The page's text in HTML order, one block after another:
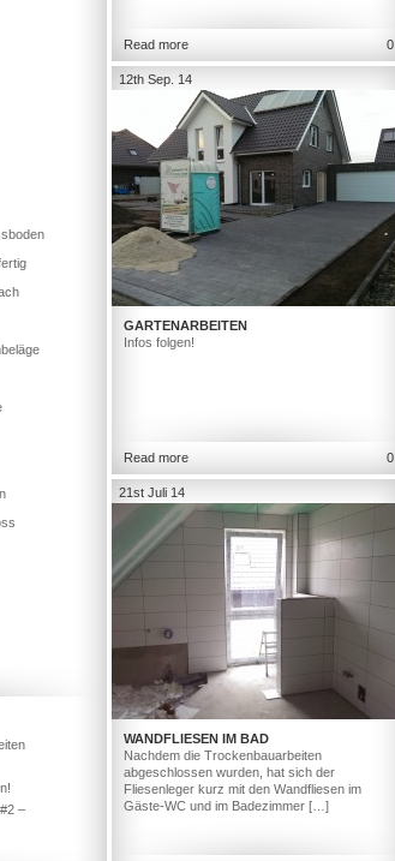
Read more 0
12th Sep. 14
GARTENARBEITEN
Infos folgen!
Read more 0
21st Juli 14
WANDFLIESEN IM BAD
Nachdem die Trockenbauarbeiten
abgeschlossen wurden, hat sich der
Fliesenleger kurz mit den Wandfliesen im
Gäste-WC und im Badezimmer […]
–